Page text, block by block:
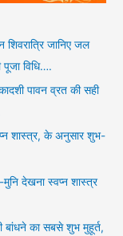
जानिए जल
पूजा विधि….
पावन व्रत की सही
शास्त्र, के अनुसार शुभ-
देखना स्वप्न शास्त्र
का सबसे शुभ मुहूर्त,